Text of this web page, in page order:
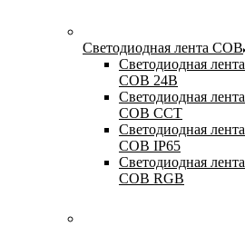
Светодиодная лента COB
Светодиодная лента
COB 24В
Светодиодная лента
COB CCT
Светодиодная лента
COB IP65
Светодиодная лента
COB RGB